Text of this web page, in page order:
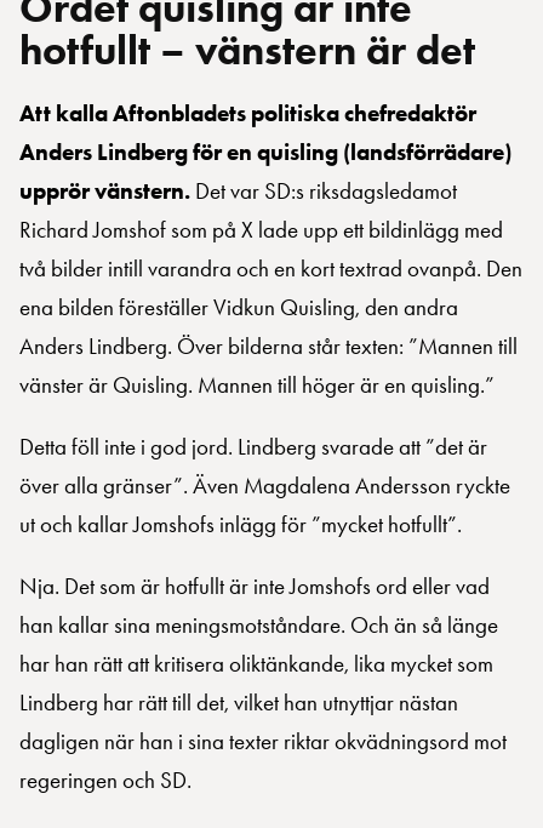
hotfullt – vänstern är det
Att kalla Aftonbladets politiska chefredaktör
Anders Lindberg för en quisling (landsförrädare)
upprör vänstern. Det var SD:s riksdagsledamot
Richard Jomshof som på X lade upp ett bildinlägg med
två bilder intill varandra och en kort textrad ovanpå. Den
ena bilden föreställer Vidkun Quisling, den andra
Anders Lindberg. Över bilderna står texten: ”Mannen till
vänster är Quisling. Mannen till höger är en quisling.”
Detta föll inte i god jord. Lindberg svarade att ”det är
över alla gränser”. Även Magdalena Andersson ryckte
ut och kallar Jomshofs inlägg för ”mycket hotfullt”.
Nja. Det som är hotfullt är inte Jomshofs ord eller vad
han kallar sina meningsmotståndare. Och än så länge
har han rätt att kritisera oliktänkande, lika mycket som
Lindberg har rätt till det, vilket han utnyttjar nästan
dagligen när han i sina texter riktar okvädningsord mot
regeringen och SD.